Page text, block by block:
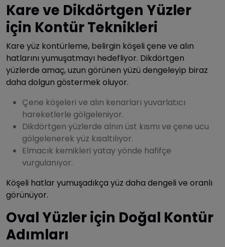
Kare ve Dikdörtgen Yüzler
için Kontür Teknikleri
Kare yüz kontürleme, belirgin köşeli çene ve alın
hatlarını yumuşatmayı hedefliyor. Dikdörtgen
yüzlerde amaç, uzun görünen yüzü dengeleyip biraz
daha dolgun göstermek oluyor.
Çene köşeleri ve alın kenarları yuvarlatıcı
hareketlerle gölgeleniyor.
Dikdörtgen yüzlerde alnın üst kısmı ve çene ucu
gölgelenerek yüz kısaltılıyor.
Elmacık kemikleri yatay yönde hafifçe
vurgulanıyor.
Köşeli hatlar yumuşadıkça yüz daha dengeli ve oranlı
görünüyor.
Oval Yüzler için Doğal Kontür
Adımları